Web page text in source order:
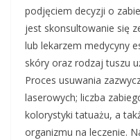
podjęciem decyzji o
jest skonsultowanie się
lub lekarzem medycyny
skóry oraz rodzaj tuszu
Proces usuwania
laserowych; liczba
kolorystyki tatuażu, a
organizmu na leczenie.